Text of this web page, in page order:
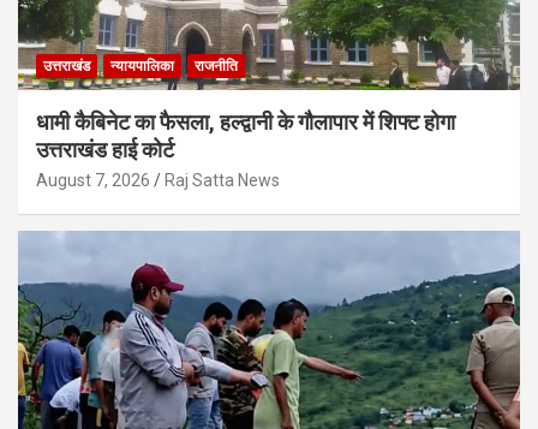
उत्तराखंड न्यायपालिका राजनीति
धामी कैबिनेट का फैसला, हल्द्वानी के गौलापार में शिफ्ट होगा
उत्तराखंड हाई कोर्ट
August 7, 2026 Raj Satta News